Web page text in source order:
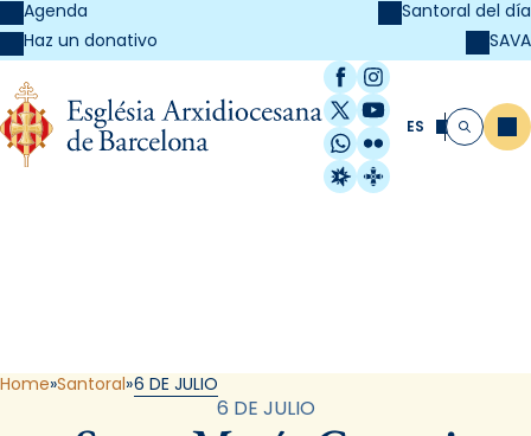
Agenda
Haz un donativo
Santoral del día
SAVA
Facebook
Instagram
X / Twitter
YouTube
WhatsApp
Flickr
Radio Estel
Catalunya
ES Buscar
Home Santoral 6 DE JULIO
6 DE JULIO